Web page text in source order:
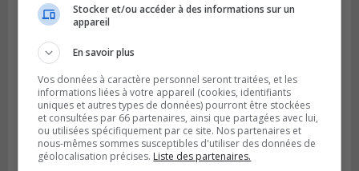
Les Ducs s’inclinent 4‑3 face à ABC 16U
dans un match serré à Longueuil
Stocker et/ou accéder à des informations sur un
appareil
En savoir plus
Vos données à caractère personnel seront traitées, et les
informations liées à votre appareil (cookies, identifiants
uniques et autres types de données) pourront être stockées
et consultées par 66 partenaires, ainsi que partagées avec lui,
ou utilisées spécifiquement par ce site. Nos partenaires et
nous-mêmes sommes susceptibles d'utiliser des données de
géolocalisation précises. Liste des partenaires.